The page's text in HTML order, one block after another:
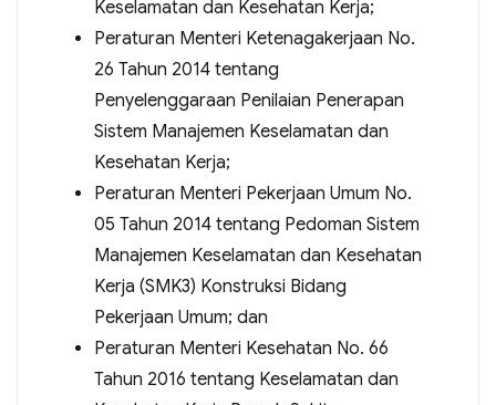
Keselamatan dan Kesehatan Kerja;
Peraturan Menteri Ketenagakerjaan No.
26 Tahun 2014 tentang
Penyelenggaraan Penilaian Penerapan
Sistem Manajemen Keselamatan dan
Kesehatan Kerja;
Peraturan Menteri Pekerjaan Umum No.
05 Tahun 2014 tentang Pedoman Sistem
Manajemen Keselamatan dan Kesehatan
Kerja (SMK3) Konstruksi Bidang
Pekerjaan Umum; dan
Peraturan Menteri Kesehatan No. 66
Tahun 2016 tentang Keselamatan dan